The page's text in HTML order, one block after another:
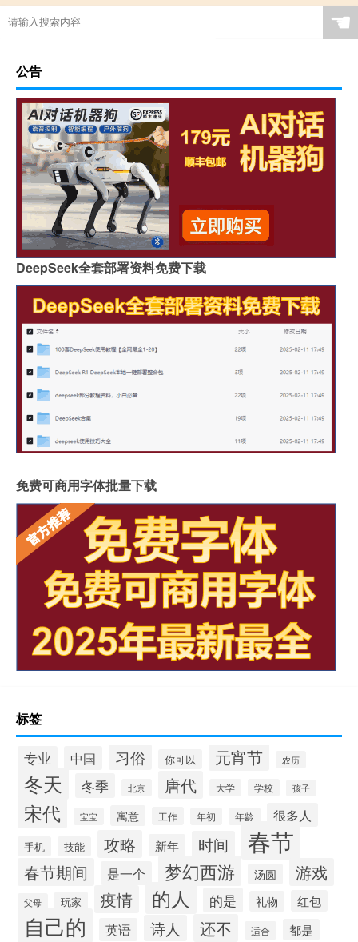
☚
公告
DeepSeek全套部署资料免费下载
免费可商用字体批量下载
标签
专业 中国 习俗 你可以 元宵节 农历
冬天 冬季 北京 唐代 大学 学校 孩子
宋代 宝宝 寓意 工作 年初 年龄 很多人
手机 技能 攻略 新年 时间 春节
春节期间 是一个 梦幻西游 汤圆 游戏
父母 玩家 疫情 的人 的是 礼物 红包
自己的 英语 诗人 还不 适合 都是